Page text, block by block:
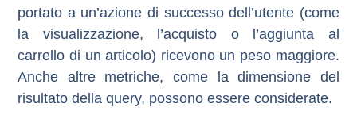
portato a un’azione di successo dell’utente (come
la visualizzazione, l’acquisto o l’aggiunta al
carrello di un articolo) ricevono un peso maggiore.
Anche altre metriche, come la dimensione del
risultato della query, possono essere considerate.